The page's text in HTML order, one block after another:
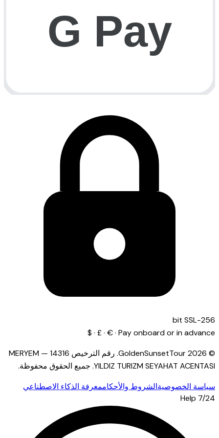
G Pay
256-bit SSL
Pay onboard or in advance · € · £ · $
© 2026 GoldenSunsetTour.
رقم الترخيص 14316
—
MERYEM
YILDIZ TURIZM SEYAHAT ACENTASI
. جميع الحقوق محفوظة.
سياسة الخصوصيةالشروط والأحكاممعرفة الذكاء الاصطناعي
7/24 Help